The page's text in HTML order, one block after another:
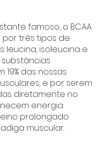
famoso, o BCAA
três tipos de
leucina, isoleucina e
substâncias
das nossas
e por serem
diretamente no
energia
prolongado
muscular.